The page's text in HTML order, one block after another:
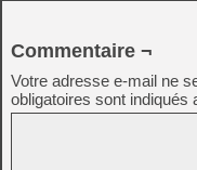
Commentaire ¬
Votre adresse e-mail ne
obligatoires sont indiqués